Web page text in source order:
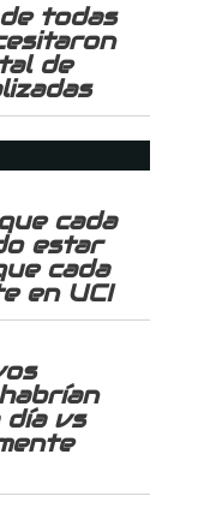
todas
de
cada
estar
cada
en UCI
día vs